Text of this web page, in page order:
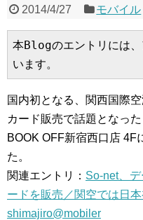
2014/4/27 モバイル
本Blogのエントリには、
います。
国内初となる、関西国際
カード販売で話題となっ
BOOK OFF新宿西口店 4F
た。
関連エントリ： So-net、
ードを販売／関空では日
shimajiro@mobiler